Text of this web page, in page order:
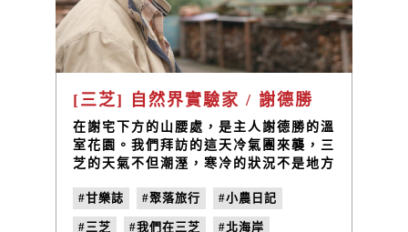
[三芝] 自然界實驗家 / 謝德勝
在謝宅下方的山腰處，是主人謝德勝的溫
室花園。我們拜訪的這天冷氣團來襲，三
芝的天氣不但潮溼，寒冷的狀況不是地方
卻依舊開的豔麗堅挺，相當有自信而美麗
的樣子。謝伯伯攜著我們走在蜿蜒的，群
#甘樂誌 #聚落旅行 #小農日記
#三芝 #我們在三芝 #北海岸